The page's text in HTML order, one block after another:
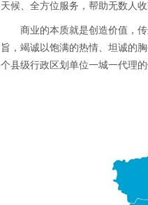
天候、全方位服务，帮助无数人收
商业的本质就是创造价值，
旨，竭诚以饱满的热情、坦诚的
个县级行政区划单位一城一代理的